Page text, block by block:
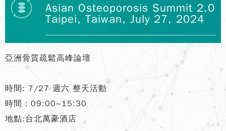
Asian Osteoporosis Summit 2.0
Taipei, Taiwan, July 27, 2024
亞洲骨質疏鬆高峰論壇
時間: 7/27 週六 整天活動
時間：09:00~15:30
地點:台北萬豪酒店